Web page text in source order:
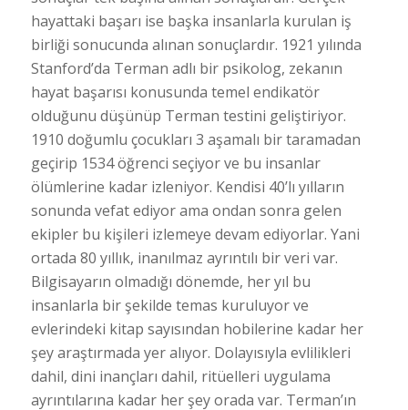
hayattaki başarı ise başka insanlarla kurulan iş
birliği sonucunda alınan sonuçlardır. 1921 yılında
Stanford’da Terman adlı bir psikolog, zekanın
hayat başarısı konusunda temel endikatör
olduğunu düşünüp Terman testini geliştiriyor.
1910 doğumlu çocukları 3 aşamalı bir taramadan
geçirip 1534 öğrenci seçiyor ve bu insanlar
ölümlerine kadar izleniyor. Kendisi 40’lı yılların
sonunda vefat ediyor ama ondan sonra gelen
ekipler bu kişileri izlemeye devam ediyorlar. Yani
ortada 80 yıllık, inanılmaz ayrıntılı bir veri var.
Bilgisayarın olmadığı dönemde, her yıl bu
insanlarla bir şekilde temas kuruluyor ve
evlerindeki kitap sayısından hobilerine kadar her
şey araştırmada yer alıyor. Dolayısıyla evlilikleri
dahil, dini inançları dahil, ritüelleri uygulama
ayrıntılarına kadar her şey orada var. Terman’ın